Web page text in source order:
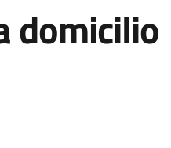
domicilio